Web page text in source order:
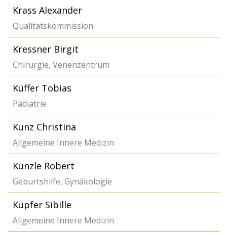
Krass Alexander
Qualitätskommission
Kressner Birgit
Chirurgie, Venenzentrum
Küffer Tobias
Pädiatrie
Kunz Christina
Allgemeine Innere Medizin
Künzle Robert
Geburtshilfe, Gynäkologie
Küpfer Sibille
Allgemeine Innere Medizin